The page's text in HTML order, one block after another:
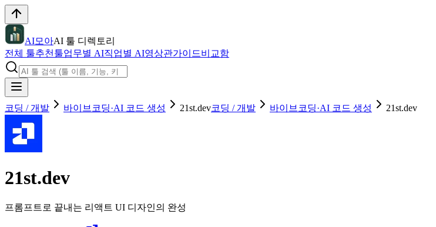
AI모아AI 툴 디렉토리
전체 툴추천툴업무별 AI직업별 AI영상관가이드비교함
코딩 / 개발 바이브코딩·AI 코드 생성 21st.dev코딩 / 개발 바이브코딩·AI 코드 생성 21st.dev
21st.dev
프롬프트로 끝내는 리액트 UI 디자인의 완성